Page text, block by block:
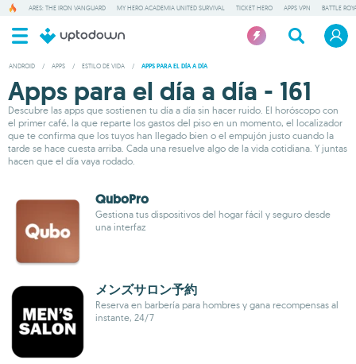
ARES: THE IRON VANGUARD MY HERO ACADEMIA UNITED SURVIVAL TICKET HERO APPS VPN BATTLE
ANDROID / APPS / ESTILO DE VIDA / APPS PARA EL DÍA A DÍA
Apps para el día a día - 161
Descubre las apps que sostienen tu día a día sin hacer ruido. El horóscopo con
el primer café, la que reparte los gastos del piso en un momento, el localizador
que te confirma que los tuyos han llegado bien o el empujón justo cuando la
tarde se hace cuesta arriba. Cada una resuelve algo de la vida cotidiana. Y juntas
hacen que el día vaya rodado.
QuboPro
Gestiona tus dispositivos del hogar fácil y seguro desde
una interfaz
メンズサロン予約
Reserva en barbería para hombres y gana recompensas al
instante, 24/7